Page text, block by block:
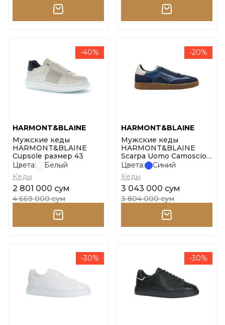
-40%
HARMONT&BLAINE
Мужские кеды
HARMONT&BLAINE
Cupsole размер 43
Цвета:
Белый
Кеды
2 801 000 сум
4 669 000 сум
-20%
HARMONT&BLAINE
Мужские кеды
HARMONT&BLAINE
Scarpa Uomo Camoscio
размер 40
Цвета:
Синий
Кеды
3 043 000 сум
3 804 000 сум
-30% -30%